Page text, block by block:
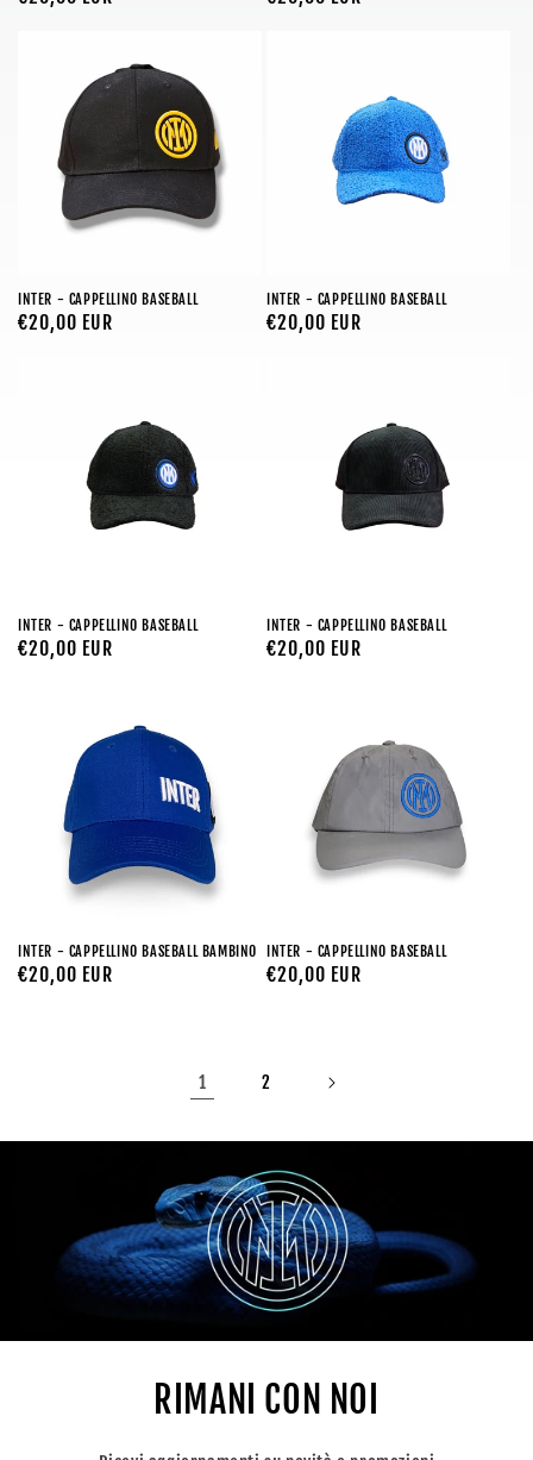
INTER - CAPPELLINO BASEBALL
Prezzo
€20,00 EUR
INTER - CAPPELLINO BASEBALL
Prezzo
€20,00 EUR
INTER - CAPPELLINO BASEBALL
Prezzo
€20,00 EUR
INTER - CAPPELLINO BASEBALL
Prezzo
€20,00 EUR
INTER - CAPPELLINO BASEBALL BAMBINO
Prezzo
€20,00 EUR
INTER - CAPPELLINO BASEBALL
Prezzo
€20,00 EUR
1 2
RIMANI CON NOI